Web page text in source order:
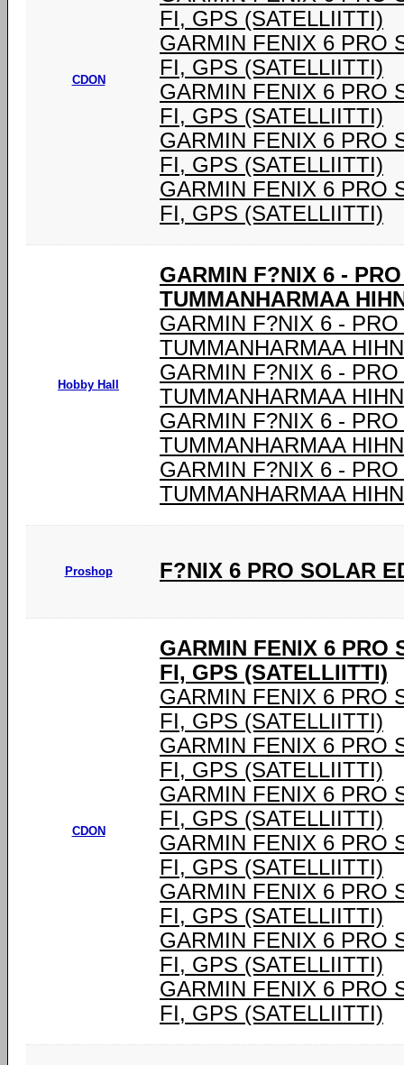
CDON
FI, GPS (SATELLIITTI)
GARMIN FENIX 6 PRO
FI, GPS (SATELLIITTI)
GARMIN FENIX 6 PRO
FI, GPS (SATELLIITTI)
GARMIN FENIX 6 PRO
FI, GPS (SATELLIITTI)
GARMIN FENIX 6 PRO
FI, GPS (SATELLIITTI)
Hobby Hall
GARMIN F?NIX 6 -
TUMMANHARMAA
GARMIN F?NIX 6 -
TUMMANHARMAA
GARMIN F?NIX 6 -
TUMMANHARMAA
GARMIN F?NIX 6 -
TUMMANHARMAA
GARMIN F?NIX 6 -
TUMMANHARMAA
Proshop F?NIX 6 PRO SOLAR
CDON
GARMIN FENIX 6 PRO
FI, GPS (SATELLIITTI)
GARMIN FENIX 6 PRO
FI, GPS (SATELLIITTI)
GARMIN FENIX 6 PRO
FI, GPS (SATELLIITTI)
GARMIN FENIX 6 PRO
FI, GPS (SATELLIITTI)
GARMIN FENIX 6 PRO
FI, GPS (SATELLIITTI)
GARMIN FENIX 6 PRO
FI, GPS (SATELLIITTI)
GARMIN FENIX 6 PRO
FI, GPS (SATELLIITTI)
GARMIN FENIX 6 PRO
FI, GPS (SATELLIITTI)